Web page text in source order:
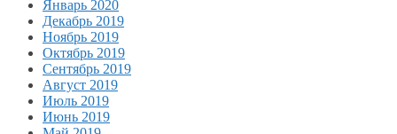
Январь 2020
Декабрь 2019
Ноябрь 2019
Октябрь 2019
Сентябрь 2019
Август 2019
Июль 2019
Июнь 2019